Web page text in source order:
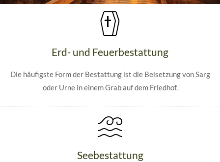
Erd- und Feuerbestattung
Die häufigste Form der Bestattung ist die Beisetzung von Sarg
oder Urne in einem Grab auf dem Friedhof.
Seebestattung